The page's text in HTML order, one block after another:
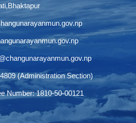
(Administration Section)
Number: 1810-50-00121